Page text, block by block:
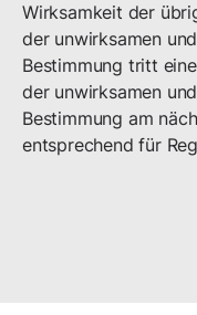
Wirksamkeit der
der unwirksamen
Bestimmung tritt
der unwirksamen
Bestimmung am
entsprechend für